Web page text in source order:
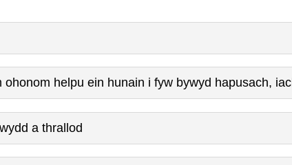
helpu ein hunain i fyw bywyd hapusach,
a thrallod